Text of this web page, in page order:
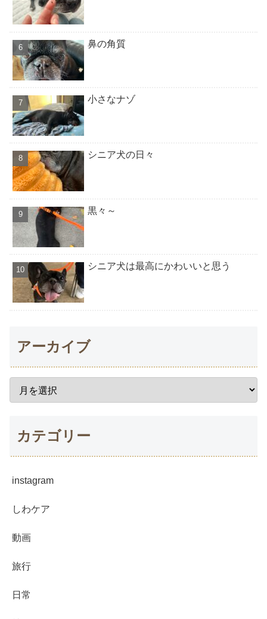
鼻の角質
小さなナゾ
シニア犬の日々
黒々～
シニア犬は最高にかわいいと思う
アーカイブ
カテゴリー
instagram
しわケア
動画
旅行
日常